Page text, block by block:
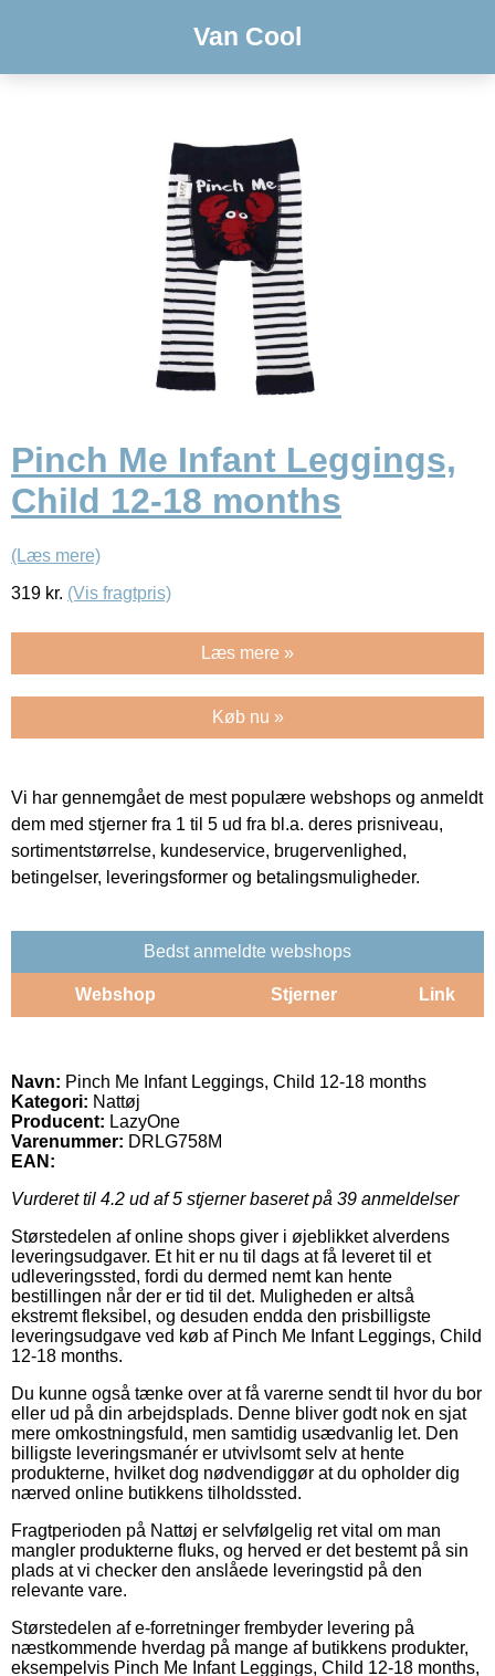
Van Cool
Pinch Me Infant Leggings,
Child 12-18 months
(Læs mere)
319 kr. (Vis fragtpris)
Læs mere »
Køb nu »
Vi har gennemgået de mest populære webshops og anmeldt
dem med stjerner fra 1 til 5 ud fra bl.a. deres prisniveau,
sortimentstørrelse, kundeservice, brugervenlighed,
betingelser, leveringsformer og betalingsmuligheder.
Bedst anmeldte webshops
Webshop Stjerner Link
Navn: Pinch Me Infant Leggings, Child 12-18 months
Kategori: Nattøj
Producent: LazyOne
Varenummer: DRLG758M
EAN:
Vurderet til 4.2 ud af 5 stjerner baseret på 39 anmeldelser
Størstedelen af online shops giver i øjeblikket alverdens
leveringsudgaver. Et hit er nu til dags at få leveret til et
udleveringssted, fordi du dermed nemt kan hente
bestillingen når der er tid til det. Muligheden er altså
ekstremt fleksibel, og desuden endda den prisbilligste
leveringsudgave ved køb af Pinch Me Infant Leggings, Child
12-18 months.
Du kunne også tænke over at få varerne sendt til hvor du bor
eller ud på din arbejdsplads. Denne bliver godt nok en sjat
mere omkostningsfuld, men samtidig usædvanlig let. Den
billigste leveringsmanér er utvivlsomt selv at hente
produkterne, hvilket dog nødvendiggør at du opholder dig
nærved online butikkens tilholdssted.
Fragtperioden på Nattøj er selvfølgelig ret vital om man
mangler produkterne fluks, og herved er det bestemt på sin
plads at vi checker den anslåede leveringstid på den
relevante vare.
Størstedelen af e-forretninger frembyder levering på
næstkommende hverdag på mange af butikkens produkter,
eksempelvis Pinch Me Infant Leggings, Child 12-18 months,